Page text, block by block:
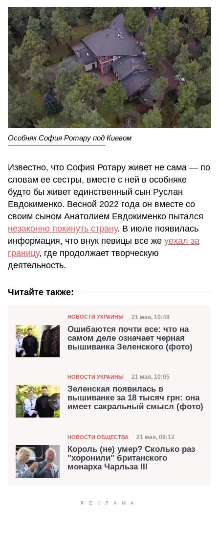
Особняк София Ротару под Киевом
Известно, что София Ротару живет не сама — по
словам ее сестры, вместе с ней в особняке
будто бы живет единственный сын Руслан
Евдокименко. Весной 2022 года он вместе со
своим сыном Анатолием Евдокименко пытался
незаконно покинуть страну. В июле появилась
информация, что внук певицы все же уехал за
границу, где продолжает творческую
деятельность.
Читайте также:
Категория
НОВОСТИ УКРАИНЫ Дата публикации
21 мая, 10:48
Ошибаются почти все: что на
самом деле означает черная
вышиванка Зеленского (фото)
Категория
НОВОСТИ УКРАИНЫ Дата публикации
21 мая, 10:05
Зеленская появилась в
вышиванке за 18 тысяч грн: она
имеет сакральный смысл (фото)
Категория
НОВОСТИ ОБЩЕСТВА Дата публикации
21 мая, 09:12
Король (не) умер? Сколько раз
"хоронили" британского
монарха Чарльза III